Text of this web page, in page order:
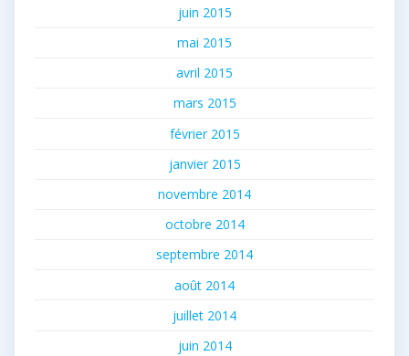
juin 2015
mai 2015
avril 2015
mars 2015
février 2015
janvier 2015
novembre 2014
octobre 2014
septembre 2014
août 2014
juillet 2014
juin 2014